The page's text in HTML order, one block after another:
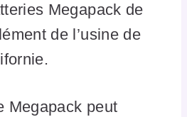
Megapack de
de l’usine de
Megapack peut